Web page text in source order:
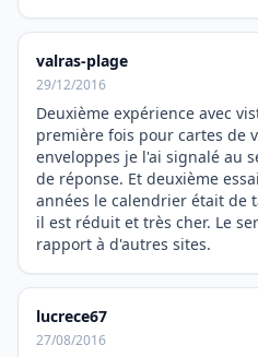
valras-plage
29/12/2016
Deuxième expérience avec
première fois pour cartes de
enveloppes je l'ai signalé au
de réponse. Et deuxième
années le calendrier était de
il est réduit et très cher. Le
rapport à d'autres sites.
lucrece67
27/08/2016